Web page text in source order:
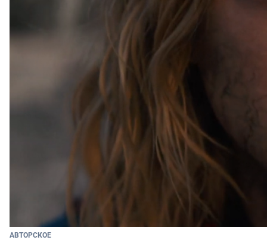
АВТОРСКОЕ